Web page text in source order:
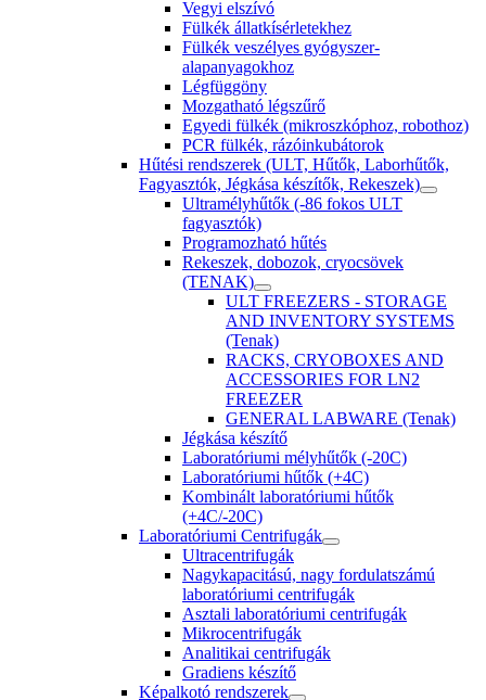
Vegyi elszívó
Fülkék állatkísérletekhez
Fülkék veszélyes gyógyszer-
alapanyagokhoz
Légfüggöny
Mozgatható légszűrő
Egyedi fülkék (mikroszkóphoz, robothoz)
PCR fülkék, rázóinkubátorok
Hűtési rendszerek (ULT, Hűtők, Laborhűtők,
Fagyasztók, Jégkása készítők, Rekeszek)
Ultramélyhűtők (-86 fokos ULT
fagyasztók)
Programozható hűtés
Rekeszek, dobozok, cryocsövek
(TENAK)
ULT FREEZERS - STORAGE
AND INVENTORY SYSTEMS
(Tenak)
RACKS, CRYOBOXES AND
ACCESSORIES FOR LN2
FREEZER
GENERAL LABWARE (Tenak)
Jégkása készítő
Laboratóriumi mélyhűtők (-20C)
Laboratóriumi hűtők (+4C)
Kombinált laboratóriumi hűtők
(+4C/-20C)
Laboratóriumi Centrifugák
Ultracentrifugák
Nagykapacitású, nagy fordulatszámú
laboratóriumi centrifugák
Asztali laboratóriumi centrifugák
Mikrocentrifugák
Analitikai centrifugák
Gradiens készítő
Képalkotó rendszerek